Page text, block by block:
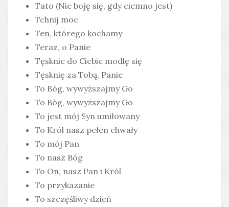
Tato (Nie boję się, gdy ciemno jest)
Tchnij moc
Ten, którego kochamy
Teraz, o Panie
Tęsknie do Ciebie modlę się
Tęsknię za Tobą, Panie
To Bóg, wywyższajmy Go
To Bóg, wywyższajmy Go
To jest mój Syn umiłowany
To Król nasz pełen chwały
To mój Pan
To nasz Bóg
To On, nasz Pan i Król
To przykazanie
To szczęśliwy dzień